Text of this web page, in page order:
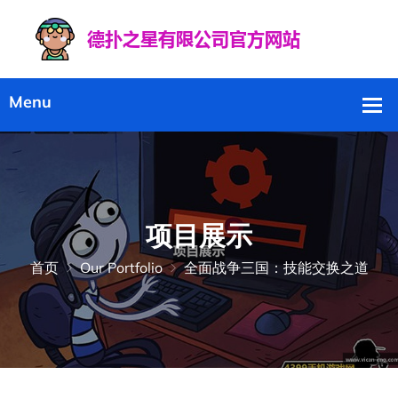
项目展示
首页 Our Portfolio 全面战争三国：技能交换之道